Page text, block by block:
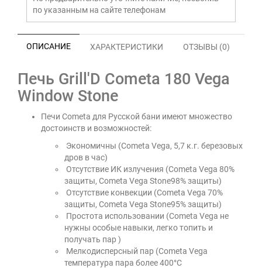
по указанным на сайте телефонам
ОПИСАНИЕ ХАРАКТЕРИСТИКИ ОТЗЫВЫ (0)
Печь Grill'D Cometa 180 Vega
Window Stone
Печи Cometa для Русской бани имеют множество
достоинств и возможностей:
Экономичны (Cometa Vega, 5,7 к.г. березовых
дров в час)
Отсутствие ИК излучения (Cometa Vega 80%
защиты, Cometa Vega Stone98% защиты)
Отсутствие конвекции (Cometa Vega 70%
защиты, Cometa Vega Stone95% защиты)
Простота использовании (Cometa Vega не
нужны особые навыки, легко топить и
получать пар )
Мелкодисперсный пар (Cometa Vega
температура пара более 400°С